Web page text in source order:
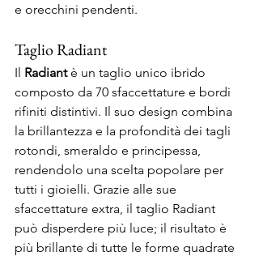
e orecchini pendenti.
Taglio Radiant
Il Radiant è un taglio unico ibrido
composto da 70 sfaccettature e bordi
rifiniti distintivi. Il suo design combina
la brillantezza e la profondità dei tagli
rotondi, smeraldo e principessa,
rendendolo una scelta popolare per
tutti i gioielli. Grazie alle sue
sfaccettature extra, il taglio Radiant
può disperdere più luce; il risultato è
più brillante di tutte le forme quadrate